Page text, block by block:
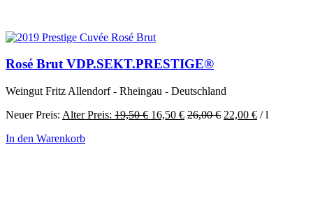
Rosé Brut VDP.SEKT.PRESTIGE®
Weingut Fritz Allendorf - Rheingau - Deutschland
Neuer Preis: Alter Preis: 19,50€ Ursprünglicher
16,50 €Aktueller
26,00€ 22,00 € /l
In den Warenkorb